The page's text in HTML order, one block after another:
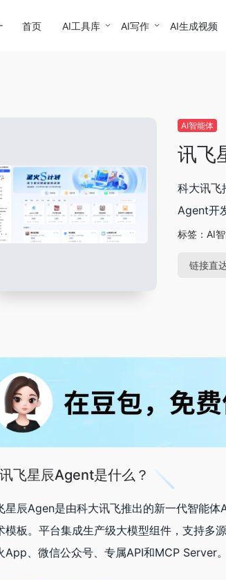
首页 AI工具库 AI写作 AI生成视频
AI智能体
讯飞
科大讯飞
Agent开
标签： AI
链接直
讯飞星辰Agent是什么？
星辰Agen是由科大讯飞推出的新一代智能
模板。平台集成生产级大模型组件，支持多
App、微信公众号、专属API和MCP Server。